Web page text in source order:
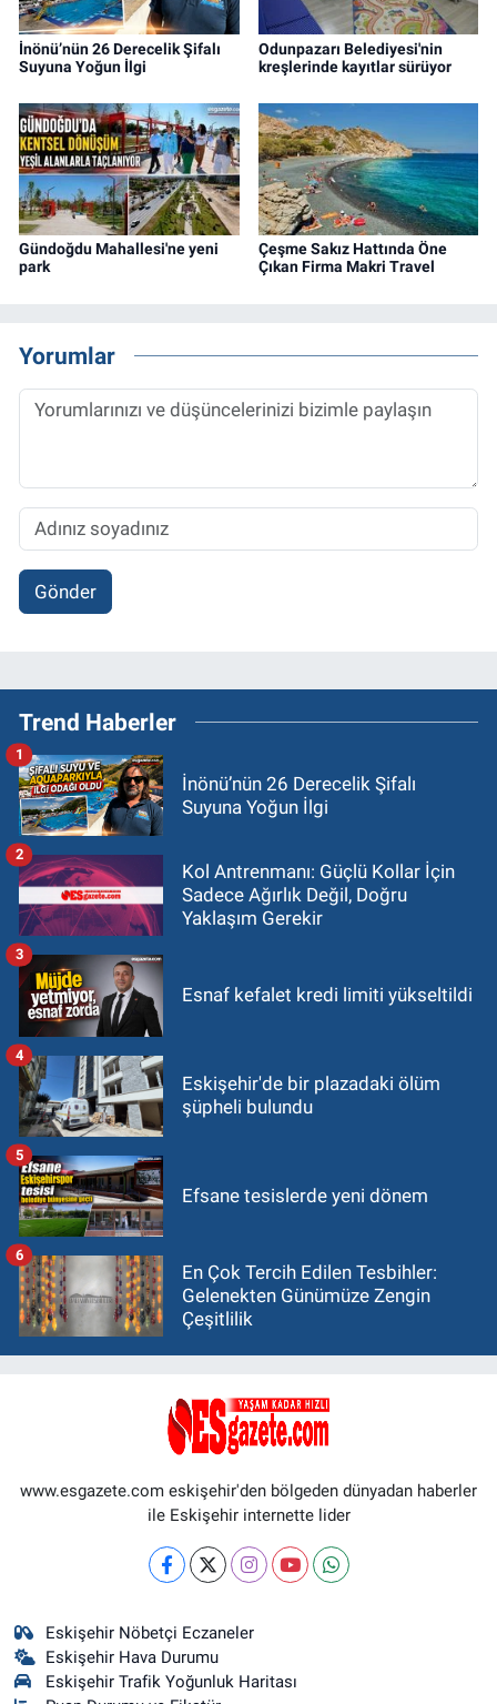
İnönü’nün 26 Derecelik Şifalı
Suyuna Yoğun İlgi
Odunpazarı Belediyesi'nin
kreşlerinde kayıtlar sürüyor
Gündoğdu Mahallesi'ne yeni
park
Çeşme Sakız Hattında Öne
Çıkan Firma Makri Travel
Yorumlar
Gönder
Trend Haberler
İnönü’nün 26 Derecelik Şifalı
Suyuna Yoğun İlgi
1
Kol Antrenmanı: Güçlü Kollar İçin
Sadece Ağırlık Değil, Doğru
Yaklaşım Gerekir
2
Esnaf kefalet kredi limiti yükseltildi
3
Eskişehir'de bir plazadaki ölüm
şüpheli bulundu
4
Efsane tesislerde yeni dönem
5
En Çok Tercih Edilen Tesbihler:
Gelenekten Günümüze Zengin
Çeşitlilik
6
www.esgazete.com eskişehir'den bölgeden dünyadan haberler
ile Eskişehir internette lider
Eskişehir Nöbetçi Eczaneler
Eskişehir Hava Durumu
Eskişehir Trafik Yoğunluk Haritası